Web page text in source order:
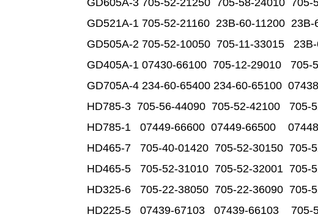
GD521A-1 705-52-21160 23B-60-11200
GD505A-2 705-52-10050 705-11-33015
GD405A-1 07430-66100 705-12-29010
GD705A-4 234-60-65400 234-60-65100
HD785-3 705-56-44090 705-52-42100
HD785-1 07449-66600 07449-66500
HD465-7 705-40-01420 705-52-30150
HD465-5 705-52-31010 705-52-32001
HD325-6 705-22-38050 705-22-36090 705-
HD225-5 07439-67103 07439-66103